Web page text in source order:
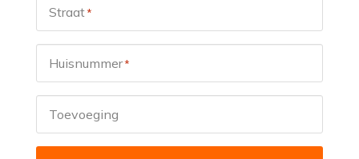
Straat*
Huisnummer*
Toevoeging